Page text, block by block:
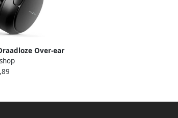
Over-ear